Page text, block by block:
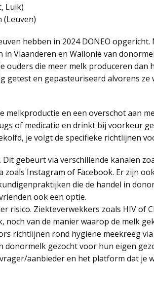
Luik)
(Leuven)
hebben in 2024 DONEO
Vlaanderen en Wallonië van
ouders die meer melk produceren dan
getest en gepasteuriseerd alvorens ze
melkproductie en een overschot aan
of medicatie en drinkt bij voorkeur
je volgt de specifieke richtlijnen
gebeurt via verschillende kanalen
Instagram of Facebook. Er zijn
die de handel in
ook een optie.
risico. Ziekteverwekkers zoals HIV of
noch van de manier waarop de melk
richtlijnen rond hygiëne meekreeg
donormelk gezocht voor hun eigen
aanbieder en het platform dat je